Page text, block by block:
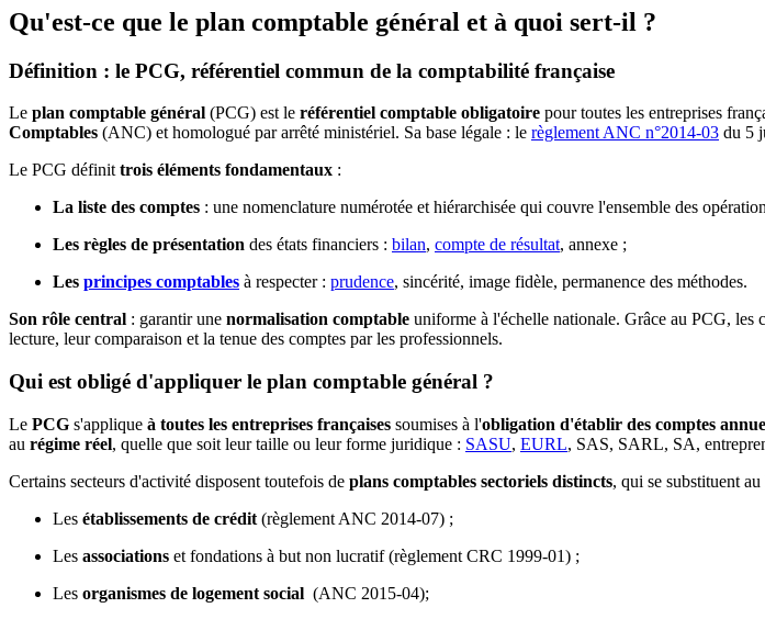
Qu'est-ce que le plan comptable général et à quoi sert-il ?
Définition : le PCG, référentiel commun de la comptabilité française
Le plan comptable général (PCG) est le référentiel comptable obligatoire pour toutes les entreprises
Comptables (ANC) et homologué par arrêté ministériel. Sa base légale : le règlement ANC n°2014-03 du 5
Le PCG définit trois éléments fondamentaux :
La liste des comptes : une nomenclature numérotée et hiérarchisée qui couvre l'ensemble des
Les règles de présentation des états financiers : bilan, compte de résultat, annexe ;
Les principes comptables à respecter : prudence, sincérité, image fidèle, permanence des méthodes.
Son rôle central : garantir une normalisation comptable uniforme à l'échelle nationale. Grâce au PCG, les
lecture, leur comparaison et la tenue des comptes par les professionnels.
Qui est obligé d'appliquer le plan comptable général ?
Le PCG s'applique à toutes les entreprises françaises soumises à l'obligation d'établir des comptes
au régime réel, quelle que soit leur taille ou leur forme juridique : SASU, EURL, SAS, SARL, SA,
Certains secteurs d'activité disposent toutefois de plans comptables sectoriels distincts, qui se substituent
Les établissements de crédit (règlement ANC 2014-07) ;
Les associations et fondations à but non lucratif (règlement CRC 1999-01) ;
Les organismes de logement social (ANC 2015-04);